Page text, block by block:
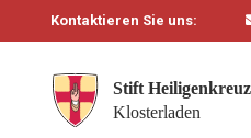
Kontaktieren Sie uns: